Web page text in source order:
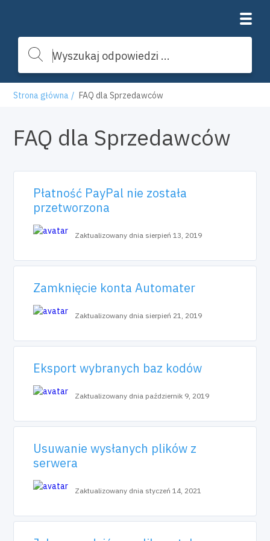
Strona główna FAQ dla Sprzedawców
FAQ dla Sprzedawców
Płatność PayPal nie została
przetworzona
Zaktualizowany dnia sierpień 13, 2019
Zamknięcie konta Automater
Zaktualizowany dnia sierpień 21, 2019
Eksport wybranych baz kodów
Zaktualizowany dnia październik 9, 2019
Usuwanie wysłanych plików z
serwera
Zaktualizowany dnia styczeń 14, 2021